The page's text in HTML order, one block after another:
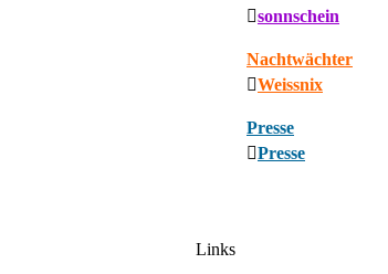
sonnschein
Nachtwächter
Weissnix
Presse
Presse
Links